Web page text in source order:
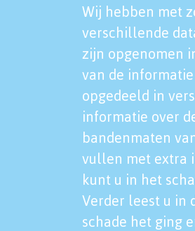
Wij hebben met
verschillende
zijn opgenomen
van de
opgedeeld in
informatie over
bandenmaten
vullen met extra
kunt u in het
Verder leest u in
schade het ging